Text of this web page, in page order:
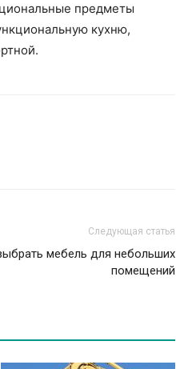
предметы
кухню,
Следующая статья
мебель для небольших
помещений